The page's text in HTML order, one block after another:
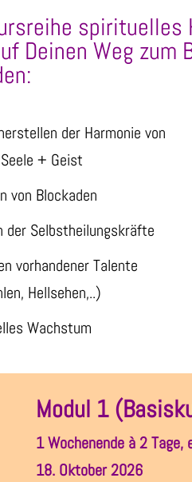
spirituelles
Deinen Weg zum
der Harmonie von
+ Geist
von Blockaden
der Selbstheilungskräfte
vorhandener Talente
Hellsehen,..)
Wachstum
Modul 1
1 Wochenende à 2
18. Oktober 2026